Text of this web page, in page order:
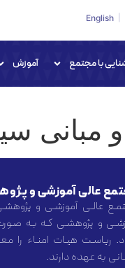
English
با مجتمع آموزش
مبانی
عالی آموزشی و
عالـی آموزشـی و
و پژوهشـی کـه بـه
ریاسـت هیـات امنـاء را
به عهده دارند.